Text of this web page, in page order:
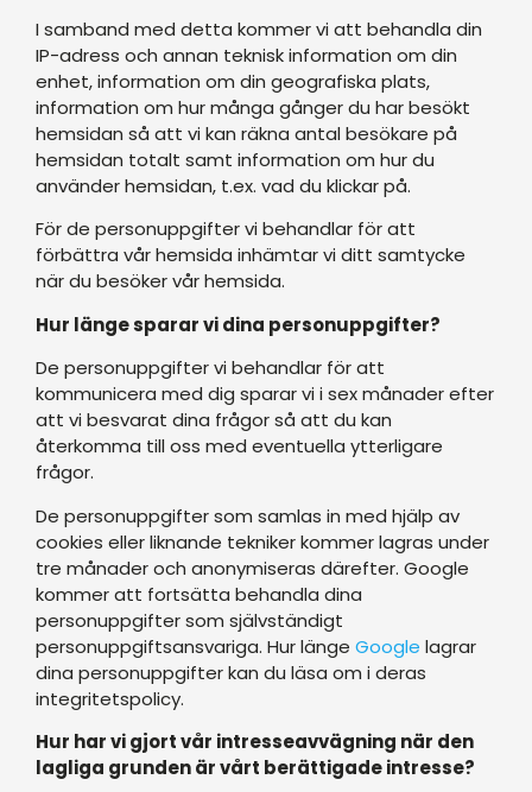
I samband med detta kommer vi att behandla din
IP-adress och annan teknisk information om din
enhet, information om din geografiska plats,
information om hur många gånger du har besökt
hemsidan så att vi kan räkna antal besökare på
hemsidan totalt samt information om hur du
använder hemsidan, t.ex. vad du klickar på.
För de personuppgifter vi behandlar för att
förbättra vår hemsida inhämtar vi ditt samtycke
när du besöker vår hemsida.
Hur länge sparar vi dina personuppgifter?
De personuppgifter vi behandlar för att
kommunicera med dig sparar vi i sex månader efter
att vi besvarat dina frågor så att du kan
återkomma till oss med eventuella ytterligare
frågor.
De personuppgifter som samlas in med hjälp av
cookies eller liknande tekniker kommer lagras under
tre månader och anonymiseras därefter. Google
kommer att fortsätta behandla dina
personuppgifter som självständigt
personuppgiftsansvariga. Hur länge Google lagrar
dina personuppgifter kan du läsa om i deras
integritetspolicy.
Hur har vi gjort vår intresseavvägning när den
lagliga grunden är vårt berättigade intresse?